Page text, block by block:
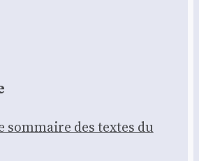
som­maire des textes du